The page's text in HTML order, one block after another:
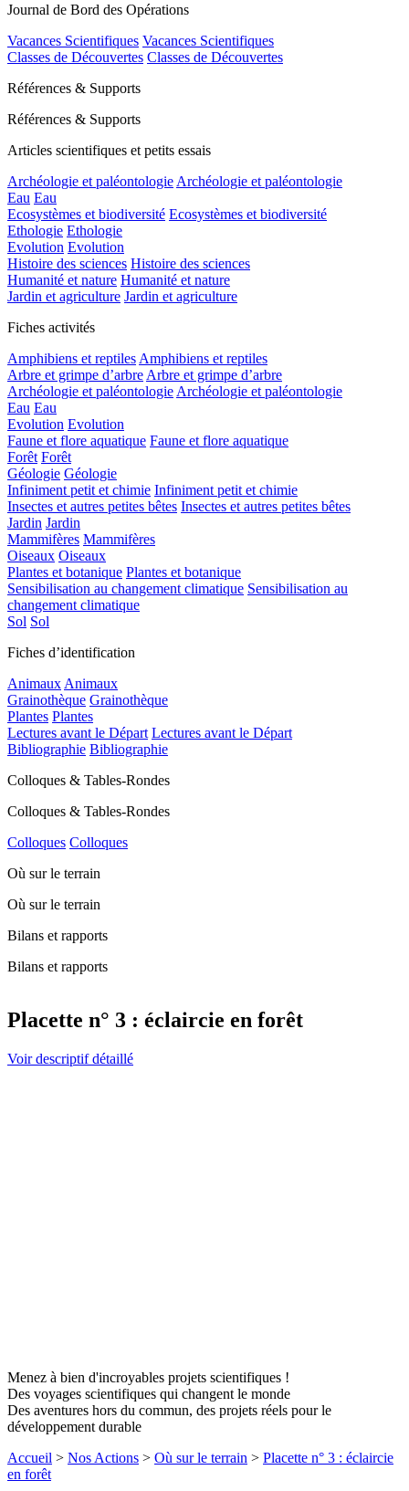
Journal de Bord des Opérations
Vacances Scientifiques Vacances Scientifiques
Classes de Découvertes Classes de Découvertes
Références & Supports
Références & Supports
Articles scientifiques et petits essais
Archéologie et paléontologie Archéologie et paléontologie
Eau Eau
Ecosystèmes et biodiversité Ecosystèmes et biodiversité
Ethologie Ethologie
Evolution Evolution
Histoire des sciences Histoire des sciences
Humanité et nature Humanité et nature
Jardin et agriculture Jardin et agriculture
Fiches activités
Amphibiens et reptiles Amphibiens et reptiles
Arbre et grimpe d’arbre Arbre et grimpe d’arbre
Archéologie et paléontologie Archéologie et paléontologie
Eau Eau
Evolution Evolution
Faune et flore aquatique Faune et flore aquatique
Forêt Forêt
Géologie Géologie
Infiniment petit et chimie Infiniment petit et chimie
Insectes et autres petites bêtes Insectes et autres petites bêtes
Jardin Jardin
Mammifères Mammifères
Oiseaux Oiseaux
Plantes et botanique Plantes et botanique
Sensibilisation au changement climatique Sensibilisation au
changement climatique
Sol Sol
Fiches d’identification
Animaux Animaux
Grainothèque Grainothèque
Plantes Plantes
Lectures avant le Départ Lectures avant le Départ
Bibliographie Bibliographie
Colloques & Tables-Rondes
Colloques & Tables-Rondes
Colloques Colloques
Où sur le terrain
Où sur le terrain
Bilans et rapports
Bilans et rapports
Placette n° 3 : éclaircie en forêt
Voir descriptif détaillé
Menez à bien d'incroyables projets scientifiques !
Des voyages scientifiques qui changent le monde
Des aventures hors du commun, des projets réels pour le
développement durable
Accueil > Nos Actions > Où sur le terrain > Placette n° 3 : éclaircie
en forêt